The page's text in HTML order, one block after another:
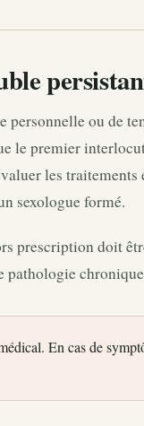
personnelle ou de
le premier
les traitements
sexologue formé.
prescription doit
pathologie
En cas de